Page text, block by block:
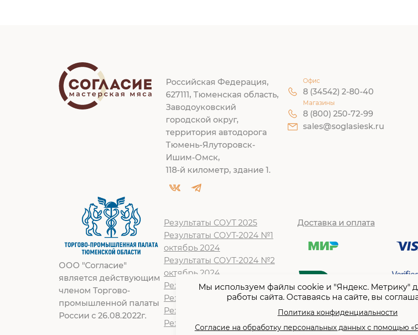
Российская Федерация,
627111, Тюменская область,
Заводоуковский
городской округ,
территория автодорога
Тюмень-Ялуторовск-
Ишим-Омск,
118-й километр, здание 1.
Офис
8 (34542) 2-80-40
Магазины
8 (800) 250-72-99
sales@soglasiesk.ru
ООО "Согласие"
является действующим
членом Торгово-
промышленной палаты
России с 26.08.2022г.
Результаты СОУТ 2025
Результаты СОУТ-2024 №1
октябрь 2024
Результаты СОУТ-2024 №2
октябрь 2024
Результат СОУТ -2024 №1
Результат СОУТ -2024 №2
Результат СОУТ-2023 №1
Результат СОУТ -2023 №2
Доставка и оплата
Мы используем файлы cookie и "Яндекс. Метрику"
работы сайта. Оставаясь на сайте, вы
Политика конфиденциальности
Согласие на обработку персональных данных с помощью